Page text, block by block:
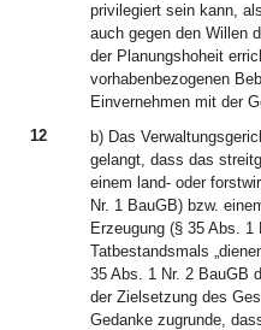
privilegiert sein kann,
auch gegen den Willen
der Planungshoheit
vorhabenbezogenen
Einvernehmen mit der
12
b) Das
gelangt, dass das
einem land- oder
Nr. 1 BauGB) bzw.
Erzeugung (§ 35 Abs. 1
Tatbestandsmals
35 Abs. 1 Nr. 2 BauGB
der Zielsetzung des
Gedanke zugrunde,